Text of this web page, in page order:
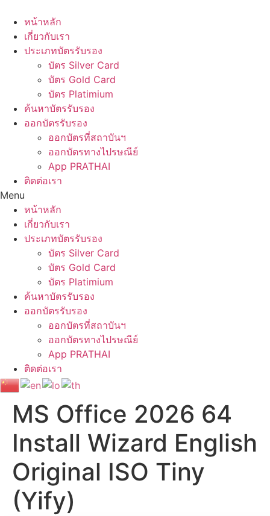
content
หน้าหลัก
เกี่ยวกับเรา
ประเภทบัตรรับรอง
บัตร Silver Card
บัตร Gold Card
บัตร Platimium
ค้นหาบัตรรับรอง
ออกบัตรรับรอง
ออกบัตรที่สถาบันฯ
ออกบัตรทางไปรษณีย์
App PRATHAI
ติดต่อเรา
Menu
หน้าหลัก
เกี่ยวกับเรา
ประเภทบัตรรับรอง
บัตร Silver Card
บัตร Gold Card
บัตร Platimium
ค้นหาบัตรรับรอง
ออกบัตรรับรอง
ออกบัตรที่สถาบันฯ
ออกบัตรทางไปรษณีย์
App PRATHAI
ติดต่อเรา
MS Office 2026 64
Install Wizard English
Original ISO Tiny
(Yify)